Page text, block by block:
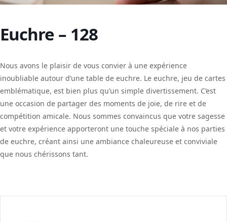
Euchre – 128
Nous avons le plaisir de vous convier à une expérience
inoubliable autour d’une table de euchre. Le euchre, jeu de cartes
emblématique, est bien plus qu’un simple divertissement. C’est
une occasion de partager des moments de joie, de rire et de
compétition amicale. Nous sommes convaincus que votre sagesse
et votre expérience apporteront une touche spéciale à nos parties
de euchre, créant ainsi une ambiance chaleureuse et conviviale
que nous chérissons tant.